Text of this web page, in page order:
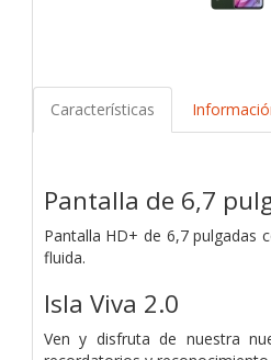
Características
Pantalla de 6,7
Pantalla HD+ de 6,7 pulgadas
fluida.
Isla Viva 2.0
Ven y disfruta de nuestra